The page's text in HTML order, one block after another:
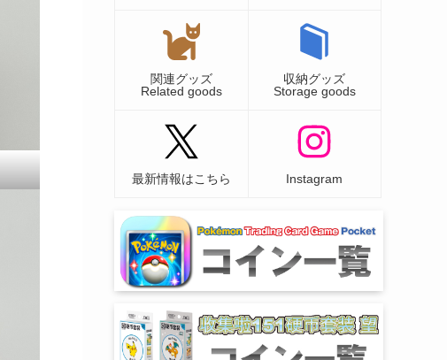
関連グッズ
Related goods
収納グッズ
Storage goods
最新情報はこちら Instagram